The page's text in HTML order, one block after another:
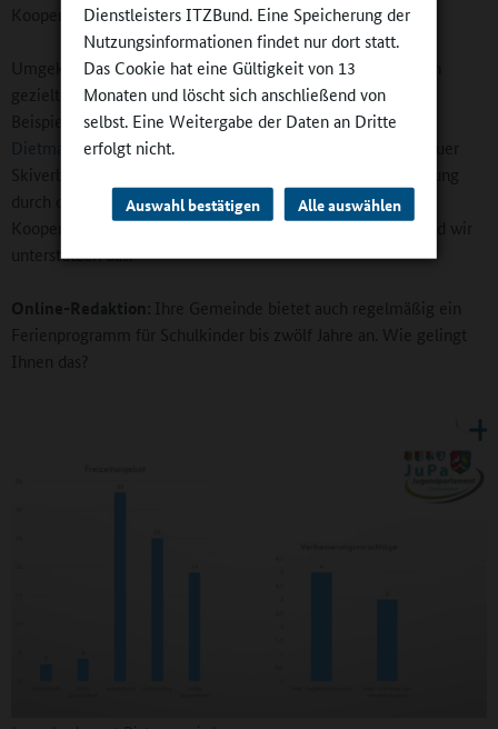
Dienstleisters ITZBund. Eine Speicherung der
Nutzungsinformationen findet nur dort statt.
Das Cookie hat eine Gültigkeit von 13
Monaten und löscht sich anschließend von
selbst. Eine Weitergabe der Daten an Dritte
erfolgt nicht.
Auswahl bestätigen Alle auswählen
Kooperationen.
Umgekehrt sind wir froh und dankbar, dass die Vereine auch
gezielt Angebote für die Schule bereitstellen. Das sind zum
Beispiel die Handball-Aktionstage unserer
HSG
Dietmannsried/Altusried
, die Kooperationen mit dem Allgäuer
Skiverband oder auch das Angebot der Instrumentalausbildung
durch die Sing- und Musikschule Kempten. In solchen
Kooperationen sind beide, Verein und Schule, Gewinner, und wir
unterstützen das.
Online-Redaktion: Ihre Gemeinde bietet auch regelmäßig ein
Ferienprogramm für Schulkinder bis zwölf Jahre an. Wie gelingt
Ihnen das?